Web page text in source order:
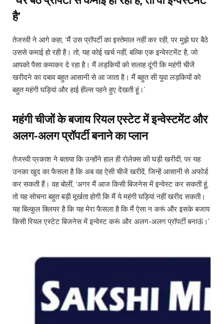
है’
तेजस्वी ने आगे कहा, ‘मैं उस प्रॉपर्टी का इस्तेमाल नहीं कर रही, पर मुझे घर बैठे
उससे कमाई हो रही है। तो, यह कोई खर्च नहीं, बल्कि एक इन्वेस्टमेंट है, जो
आपको पैसा कमाकर दे रहा है। मैं लड़कियों को सलाह दूंगी कि महंगी चीजें
खरीदने का दबाव बहुत आसानी से आ जाता है। मैं बहुत सी युवा लड़कियों को
बहुत महंगी घड़ियां और हाई हील्स पहने हुए देखती हूं।’
महंगी चीजों के बजाय रियल एस्टेट में इन्वेस्टमेंट और
अलग-अलग प्रॉपर्टी बनाने का प्लान
तेजस्वी प्रकाश ने बताया कि उन्होंने हाल ही रोलेक्स की घड़ी खरीदी, पर यह
उनका खुद का फैसला है कि अब वह ऐसी चीजें खरीदें, जिन्हें आसानी से अफोर्ड
कर सकती हैं। वह बोलीं, ‘अगर मैं आज किसी बिजनेस में इन्वेस्ट कर सकती हूं,
तो यह सोचना बहुत बड़ी मूर्खता होगी कि मैं ये महंगी घड़ियां नहीं खरीद सकती।
यह बिल्कुल क्लियर है कि यह मेरा फैसला है कि मैं ऐसा न करूं और इसके बजाय
किसी रियल एस्टेट बिजनेस में इन्वेस्ट करूं और अलग-अलग प्रॉपर्टी बनाऊं।’